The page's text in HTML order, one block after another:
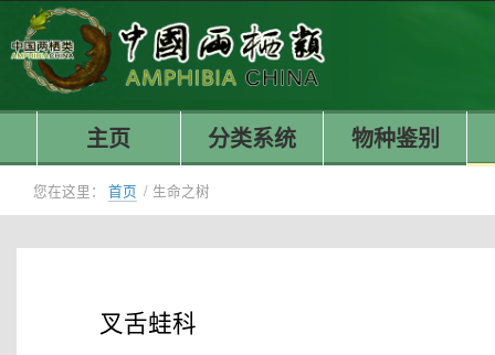
主页 分类系统 物种鉴别
您在这里： 首页 / 生命之树
叉舌蛙科